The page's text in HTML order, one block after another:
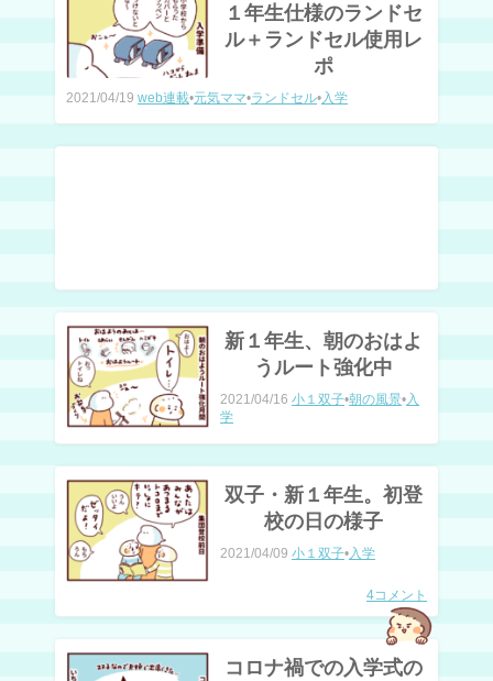
１年生仕様のランドセ
ル＋ランドセル使用レ
ポ
2021/04/19 web連載•元気ママ•ランドセル•入学
新１年生、朝のおはよ
うルート強化中
2021/04/16 小１双子•朝の風景•入
学
双子・新１年生。初登
校の日の様子
2021/04/09 小１双子•入学
4コメント
コロナ禍での入学式の